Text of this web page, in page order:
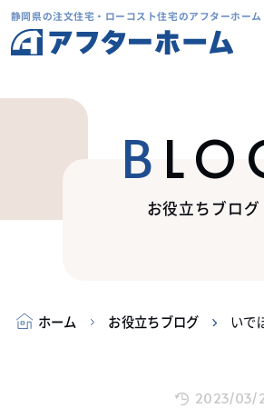
静岡県の注文住宅・ローコスト住宅のアフターホーム
お役立ちブログ
ホーム お役立ちブログ いで
2023/03/